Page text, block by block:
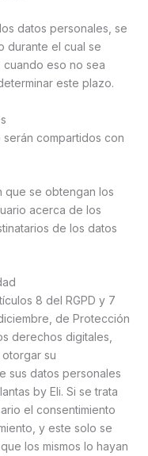
datos personales, se
durante el cual se
eso no sea
este plazo.
compartidos con
que se obtengan los
acerca de los
de los datos
8 del RGPD y 7
de Protección
derechos digitales,
su
sus datos personales
by Eli. Si se trata
el consentimiento
y este solo se
los mismos lo hayan